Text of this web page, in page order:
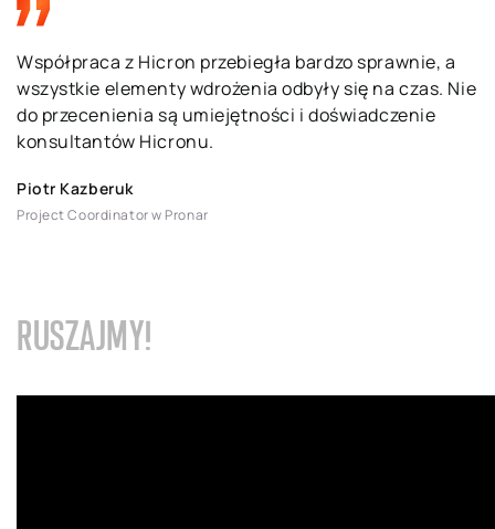
Współpraca z Hicron przebiegła bardzo sprawnie, a
wszystkie elementy wdrożenia odbyły się na czas. Nie
do przecenienia są umiejętności i doświadczenie
konsultantów Hicronu.
Piotr Kazberuk
Project Coordinator w Pronar
RUSZAJMY!